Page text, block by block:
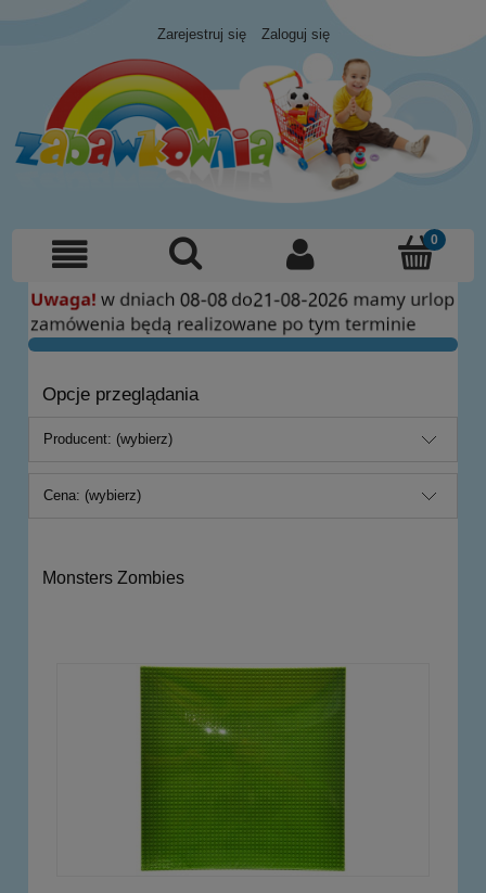
Zarejestruj się Zaloguj się
Opcje przeglądania
Producent: (wybierz)
Cena: (wybierz)
Monsters Zombies